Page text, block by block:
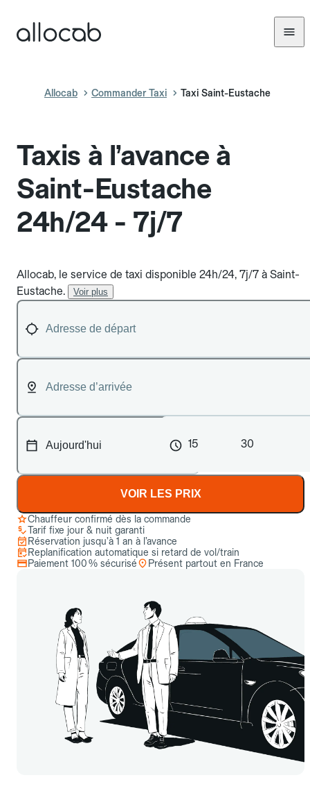
Allocab Commander Taxi Taxi Saint-Eustache
Taxis à l’avance à
Saint-Eustache
24h/24 - 7j/7
Allocab, le service de taxi disponible 24h/24, 7j/7 à Saint-
Eustache.
Voir plus
15 30
VOIR LES PRIX
Chauffeur confirmé dès la commande
Tarif fixe jour & nuit garanti
Réservation jusqu’à 1 an à l’avance
Replanification automatique si retard de vol/train
Paiement 100 % sécurisé
Présent partout en France